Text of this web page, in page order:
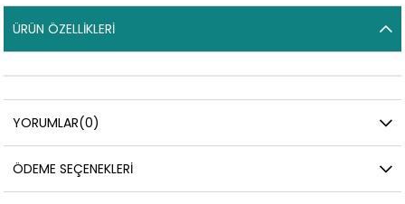
ÜRÜN ÖZELLIKLERI
YORUMLAR(0)
ÖDEME SEÇENEKLERI